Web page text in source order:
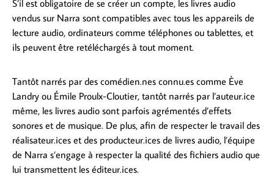
S’il est obligatoire de se créer un compte, les livres audio
vendus sur Narra sont compatibles avec tous les appareils de
lecture audio, ordinateurs comme téléphones ou tablettes, et
ils peuvent être retéléchargés à tout moment.
Tantôt narrés par des comédien.nes connu.es comme Ève
Landry ou Émile Proulx-Cloutier, tantôt narrés par l’auteur.ice
même, les livres audio sont parfois agrémentés d’effets
sonores et de musique. De plus, afin de respecter le travail des
réalisateur.ices et des producteur.ices de livres audio, l’équipe
de Narra s’engage à respecter la qualité des fichiers audio que
lui transmettent les éditeur.ices.